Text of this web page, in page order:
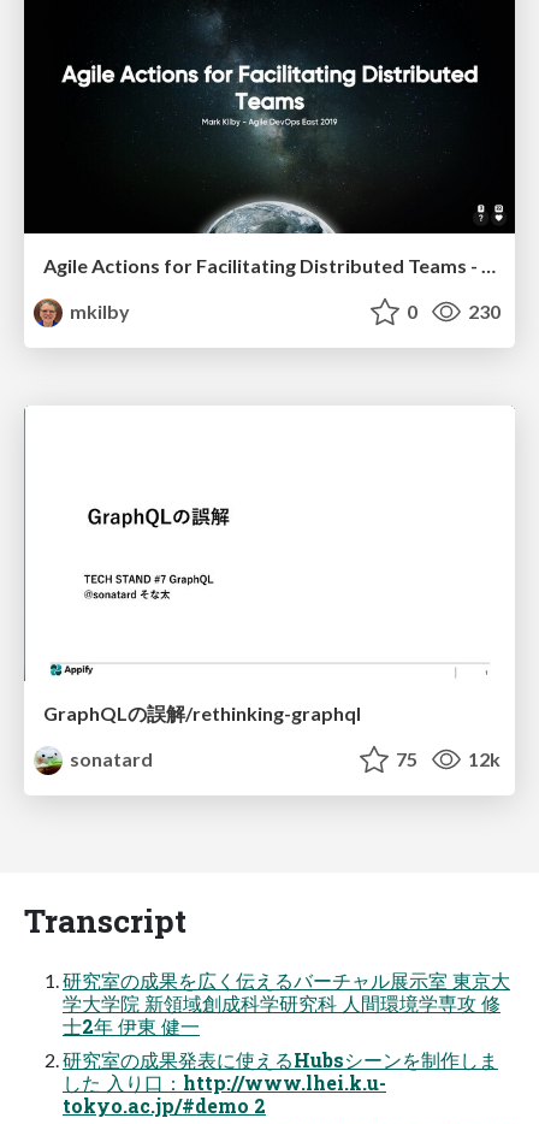
mkilby
0 230
GraphQLの誤解/rethinking-graphql
sonatard
75 12k
Transcript
研究室の成果を広く伝えるバーチャル展示室 東京大
学大学院 新領域創成科学研究科 人間環境学専攻 修
士2年 伊東 健一
研究室の成果発表に使えるHubsシーンを制作しま
した 入り口：http://www.lhei.k.u-
tokyo.ac.jp/#demo 2